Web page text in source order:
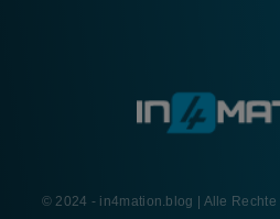
© 2024 - in4mation.blog | Alle Rechte